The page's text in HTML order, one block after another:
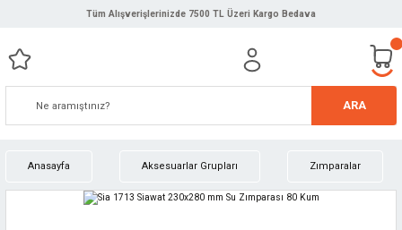
Tüm Alışverişlerinizde 7500 TL Üzeri Kargo Bedava
ARA
Anasayfa Aksesuarlar Grupları Zımparalar